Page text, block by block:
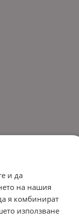
и да
на нашия
я комбинират
използване